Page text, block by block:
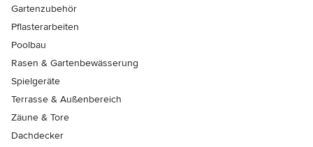
Gartenzubehör
Pflasterarbeiten
Poolbau
Rasen & Gartenbewässerung
Spielgeräte
Terrasse & Außenbereich
Zäune & Tore
Dachdecker